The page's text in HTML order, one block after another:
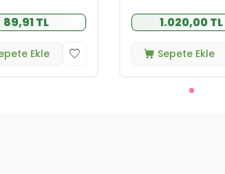
89,91 TL
Ekle
1.020,00 TL
Sepete Ekle